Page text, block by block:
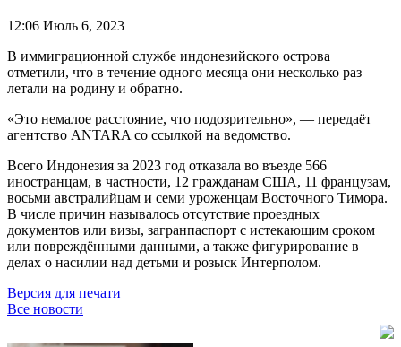
12:06 Июль 6, 2023
В иммиграционной службе индонезийского острова
отметили, что в течение одного месяца они несколько раз
летали на родину и обратно.
«Это немалое расстояние, что подозрительно», — передаёт
агентство ANTARA со ссылкой на ведомство.
Всего Индонезия за 2023 год отказала во въезде 566
иностранцам, в частности, 12 гражданам США, 11 французам,
восьми австралийцам и семи уроженцам Восточного Тимора.
В числе причин называлось отсутствие проездных
документов или визы, загранпаспорт с истекающим сроком
или повреждёнными данными, а также фигурирование в
делах о насилии над детьми и розыск Интерполом.
Версия для печати
Все новости